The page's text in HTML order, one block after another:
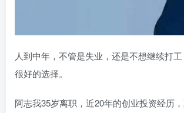
人到中年，不管是失业，还是不想继续打
很好的选择。
阿志我35岁离职，近20年的创业投资经历